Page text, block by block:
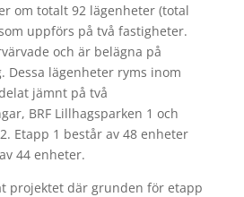
om totalt 92 lägenheter (total
uppförs på två fastigheter.
och är belägna på
Dessa lägenheter ryms inom
jämnt på två
BRF Lillhagsparken 1 och
Etapp 1 består av 48 enheter
44 enheter.
projektet där grunden för etapp